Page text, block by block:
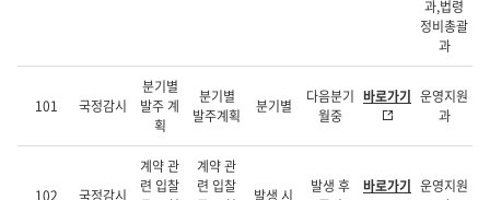
과,법령
정비총괄
과
101 국정감시
분기별
발주 계
획
분기별
발주계획
분기별
다음분기
월중
바로가기 운영지원
과
102 국정감시
계약 관
련 입찰
계약 관
련 입찰
발생 시
발생 후
바로가기 운영지원